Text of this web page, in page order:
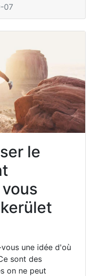
07
le
une idée d'où
sont des
on ne peut